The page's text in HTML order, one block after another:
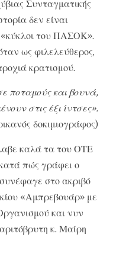
Συνταγματικής
δεν είναι
«κύκλοι του ΠΑΣΟΚ».
ως φιλελεύθερος,
κρατισμού.
ποταμούς και βουνά,
στις έξι ίντσες».
δοκιμιογράφος)
καλά τα του ΟΤΕ
πώς γράφει ο
στο ακριβό
«Αμπρεβουάρ» με
και νυν
κ. Μαίρη